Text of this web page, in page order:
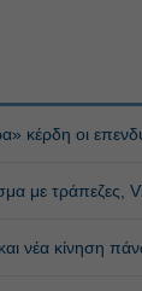
κέρδη οι
με τράπεζες,
νέα κίνηση